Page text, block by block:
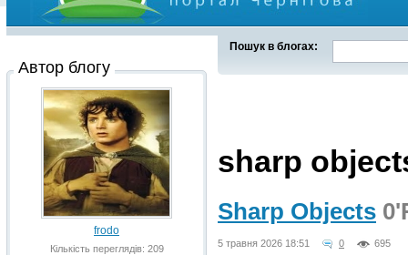
Пошук в блогах:
sharp
Sharp Objects
5 травня 2026 18:51 0 695
Автор блогу
frodo
Кількість переглядів: 209